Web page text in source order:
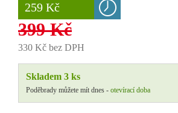
259 Kč
399 Kč
330 Kč bez DPH
Skladem 3 ks
Poděbrady můžete mít dnes - otevírací doba